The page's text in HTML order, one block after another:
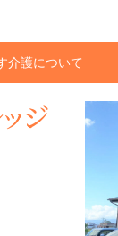
介護について